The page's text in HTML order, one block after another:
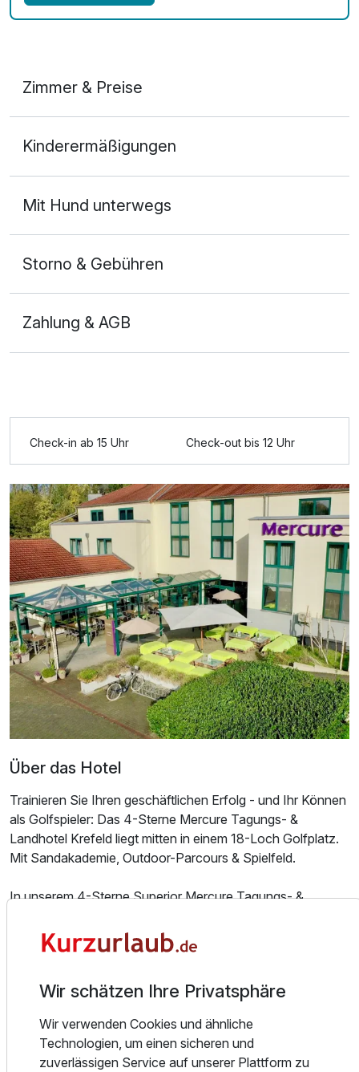
Zimmer & Preise
2 Erwachsene und 1 Kind
Zusatznächte
Zusatznächte
Für 3 Tage p.P. ab119,00 €
Kinderermäßigungen
Mit Hund unterwegs
Storno & Gebühren
Zahlung & AGB
Check-in ab 15 Uhr Check-out bis 12 Uhr
Über das Hotel
Trainieren Sie Ihren geschäftlichen Erfolg - und Ihr Können
als Golfspieler: Das 4-Sterne Mercure Tagungs- &
Landhotel Krefeld liegt mitten in einem 18-Loch Golfplatz.
Mit Sandakademie, Outdoor-Parcours & Spielfeld.
In unserem 4-Sterne Superior Mercure Tagungs- &
klimatisierte Zimmer zur Wahl, darunter 3 barrierearme
Zimmer sowie großzügige Familienzimmer, teilweise mit
Zimmer kostenlos. Alle Zimmer haben kostenloses Wi-Fi
Haustiere sind im Mercure Tagungs- & Landhotel Krefeld
Willkommen.
Wir schätzen Ihre Privatsphäre
Wir verwenden Cookies und ähnliche
Technologien, um einen sicheren und
zuverlässigen Service auf unserer Plattform zu